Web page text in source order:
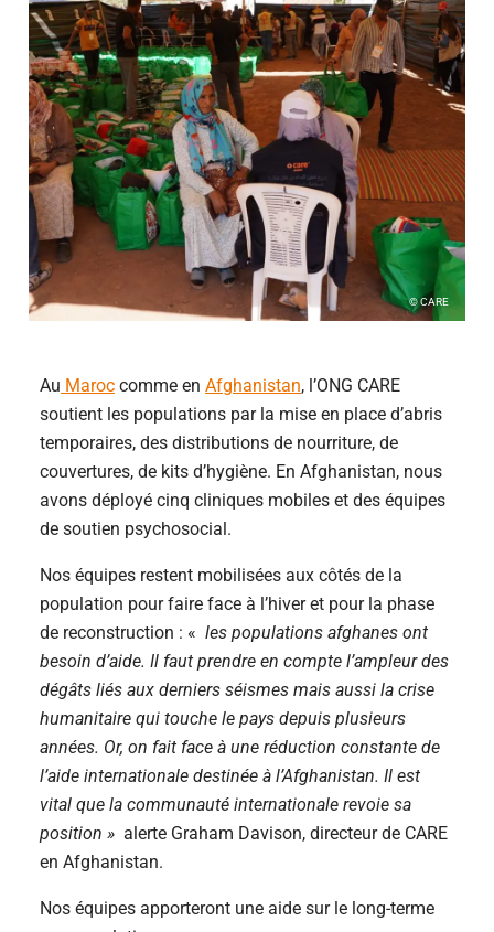
© CARE
Au Maroc comme en Afghanistan, l’ONG CARE
soutient les populations par la mise en place d’abris
temporaires, des distributions de nourriture, de
couvertures, de kits d’hygiène. En Afghanistan, nous
avons déployé cinq cliniques mobiles et des équipes
de soutien psychosocial.
Nos équipes restent mobilisées aux côtés de la
population pour faire face à l’hiver et pour la phase
de reconstruction : « les populations afghanes ont
besoin d’aide. Il faut prendre en compte l’ampleur des
dégâts liés aux derniers séismes mais aussi la crise
humanitaire qui touche le pays depuis plusieurs
années. Or, on fait face à une réduction constante de
l’aide internationale destinée à l’Afghanistan. Il est
vital que la communauté internationale revoie sa
position » alerte Graham Davison, directeur de CARE
en Afghanistan.
Nos équipes apporteront une aide sur le long-terme